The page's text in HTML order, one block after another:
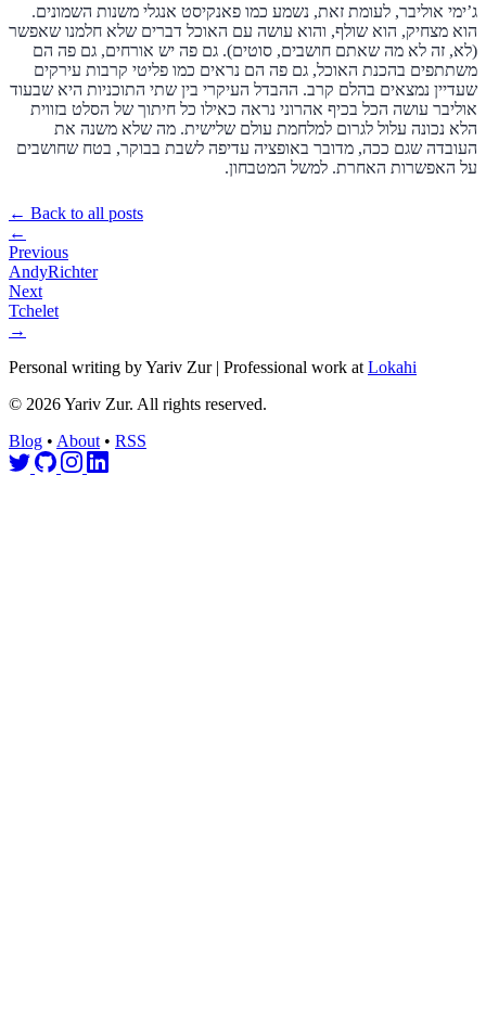
ג’ימי אוליבר, לעומת זאת, נשמע כמו פאנקיסט אנגלי משנות השמונים.
הוא מצחיק, הוא שולף, והוא עושה עם האוכל דברים שלא חלמנו שאפשר
(לא, זה לא מה שאתם חושבים, סוטים). גם פה יש אורחים, גם פה הם
משתתפים בהכנת האוכל, גם פה הם נראים כמו פליטי קרבות עירקים
שעדיין נמצאים בהלם קרב. ההבדל העיקרי בין שתי התוכניות היא שבעוד
אוליבר עושה הכל בכיף אהרוני נראה כאילו כל חיתוך של הסלט בזווית
הלא נכונה עלול לגרום למלחמת עולם שלישית. מה שלא משנה את
העובדה שגם ככה, מדובר באופציה עדיפה לשבת בבוקר, בטח שחושבים
על האפשרות האחרת. למשל המטבחון.
← Back to all posts
←
Previous
AndyRichter
Next
Tchelet
→
Personal writing by Yariv Zur | Professional work at Lokahi
© 2026 Yariv Zur. All rights reserved.
Blog • About • RSS
Follow on Twitter
Go to GitHub profile
Follow on Instagram
Connect on LinkedIn